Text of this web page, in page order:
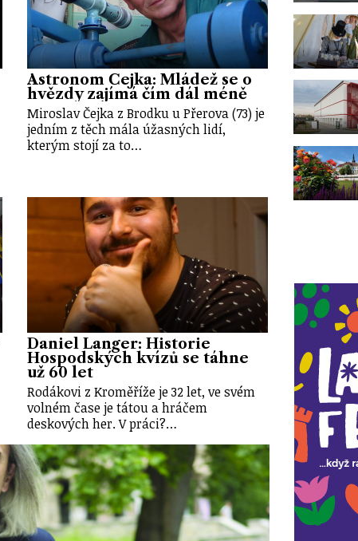
Astronom Čejka: Mládež se o
hvězdy zajímá čím dál méně
Miroslav Čejka z Brodku u Přerova (73) je
jedním z těch mála úžasných lidí,
kterým stojí za to…
Daniel Langer: Historie
Hospodských kvízů se táhne
už 60 let
Rodákovi z Kroměříže je 32 let, ve svém
volném čase je tátou a hráčem
deskových her. V práci?…